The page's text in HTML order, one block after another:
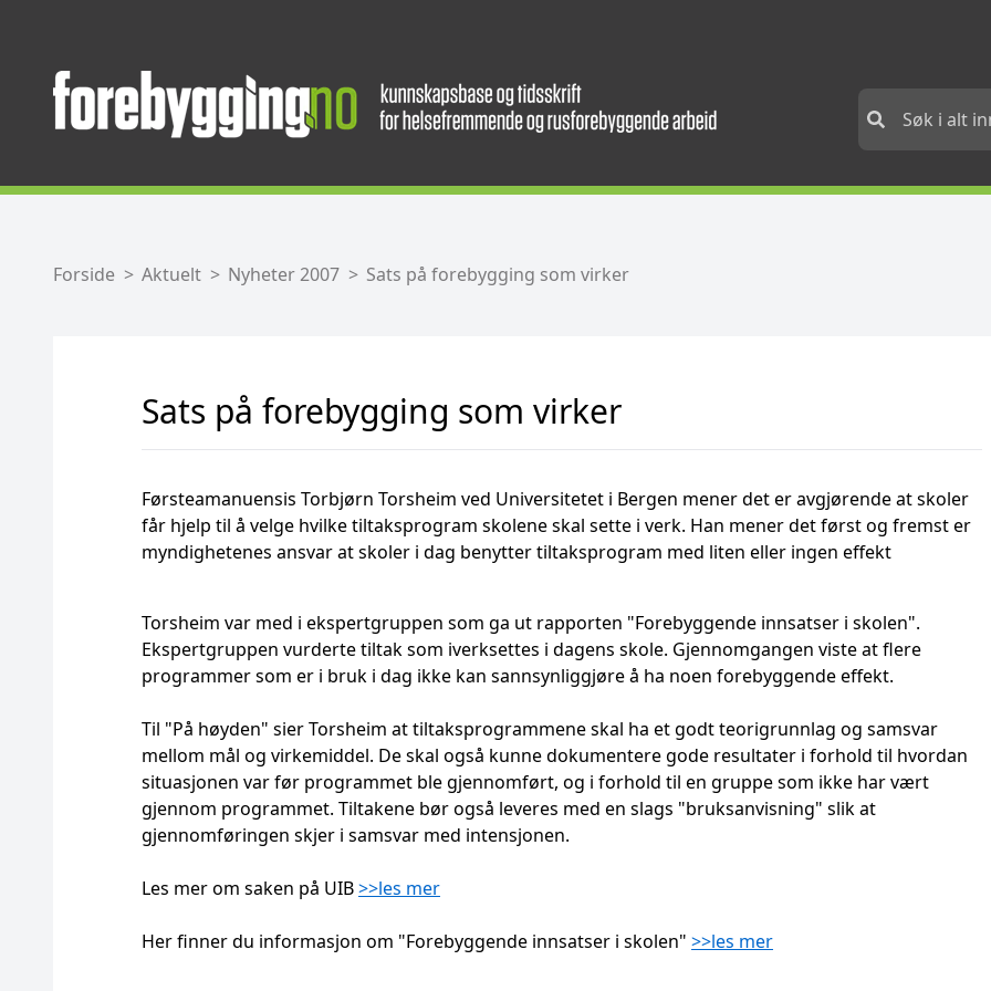
Forside Aktuelt Nyheter 2007 Sats på forebygging som virker
Sats på forebygging som virker
Førsteamanuensis Torbjørn Torsheim ved Universitetet i Bergen mener det er avgjørende at skoler
får hjelp til å velge hvilke tiltaksprogram skolene skal sette i verk. Han mener det først og fremst er
myndighetenes ansvar at skoler i dag benytter tiltaksprogram med liten eller ingen effekt
Torsheim var med i ekspertgruppen som ga ut rapporten "Forebyggende innsatser i skolen".
Ekspertgruppen vurderte tiltak som iverksettes i dagens skole. Gjennomgangen viste at flere
programmer som er i bruk i dag ikke kan sannsynliggjøre å ha noen forebyggende effekt.
Til "På høyden" sier Torsheim at tiltaksprogrammene skal ha et godt teorigrunnlag og samsvar
mellom mål og virkemiddel. De skal også kunne dokumentere gode resultater i forhold til hvordan
situasjonen var før programmet ble gjennomført, og i forhold til en gruppe som ikke har vært
gjennom programmet. Tiltakene bør også leveres med en slags "bruksanvisning" slik at
gjennomføringen skjer i samsvar med intensjonen.
Les mer om saken på UIB>>les mer
Her finner du informasjon om "Forebyggende innsatser i skolen" >>les mer